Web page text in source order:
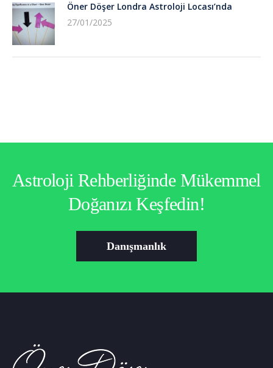
Öner Döşer Londra Astroloji Locası’nda
27/01/2025
Astroloji Rehberliğinde Mükemmel
Doğanızı Keşfedin!
Danışmanlık